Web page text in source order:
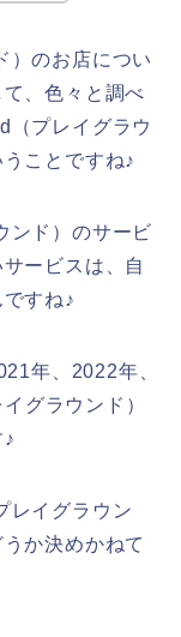
）のお店につい
、色々と調べ
（プレイグラウ
ことですね♪
ンド）のサービ
ービスは、自
すね♪
年、2022年、
グラウンド）
レイグラウン
か決めかねて